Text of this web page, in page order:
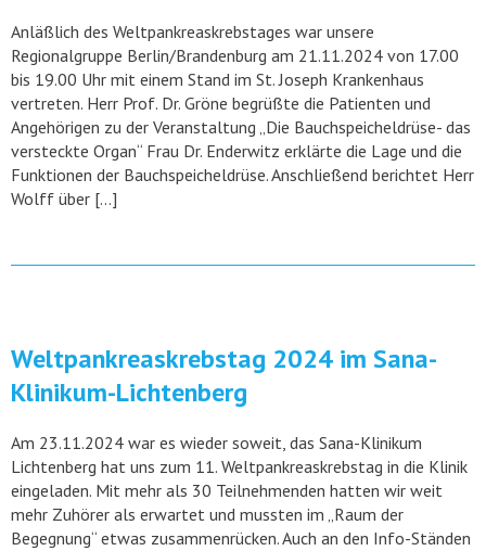
Anläßlich des Weltpankreaskrebstages war unsere
Regionalgruppe Berlin/Brandenburg am 21.11.2024 von 17.00
bis 19.00 Uhr mit einem Stand im St. Joseph Krankenhaus
vertreten. Herr Prof. Dr. Gröne begrüßte die Patienten und
Angehörigen zu der Veranstaltung „Die Bauchspeicheldrüse- das
versteckte Organ“ Frau Dr. Enderwitz erklärte die Lage und die
Funktionen der Bauchspeicheldrüse. Anschließend berichtet Herr
Wolff über […]
Weltpankreaskrebstag 2024 im Sana-
Klinikum-Lichtenberg
Am 23.11.2024 war es wieder soweit, das Sana-Klinikum
Lichtenberg hat uns zum 11. Weltpankreaskrebstag in die Klinik
eingeladen. Mit mehr als 30 Teilnehmenden hatten wir weit
mehr Zuhörer als erwartet und mussten im „Raum der
Begegnung“ etwas zusammenrücken. Auch an den Info-Ständen